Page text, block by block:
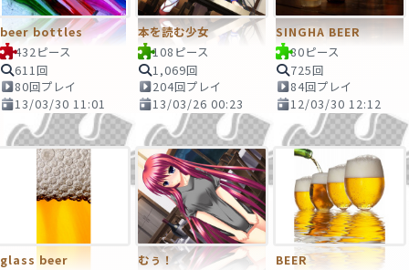
beer bottles
432ピース
611回
80回プレイ
13/03/30 11:01
本を読む少女
108ピース
1,069回
204回プレイ
13/03/26 00:23
SINGHA BEER
80ピース
725回
84回プレイ
12/03/30 12:12
glass beer
むぅ！
BEER